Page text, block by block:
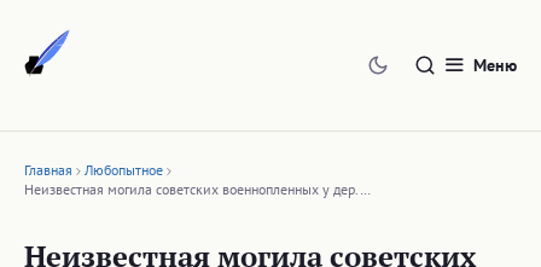
содержимому
Меню
Главная
Любопытное
Неизвестная могила советских военнопленных у дер.…
Неизвестная могила советских